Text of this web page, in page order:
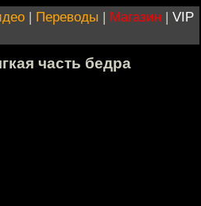
| Переводы | Магазин | VIP
часть бедра